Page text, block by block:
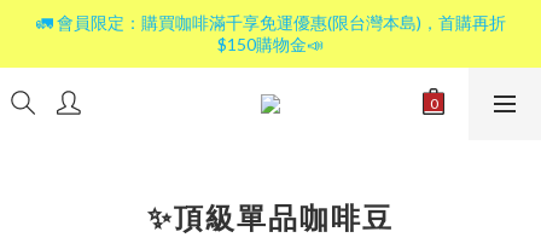
🚛 會員限定：購買咖啡滿千享免運優惠(限台灣本島)，首購再折
$150購物金📣
✨頂級單品咖啡豆